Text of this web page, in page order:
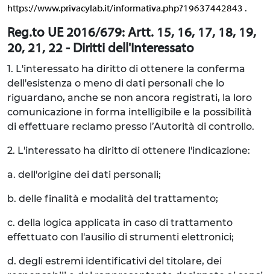
https://www.privacylab.it/informativa.php?19637442843 .
Reg.to UE 2016/679: Artt. 15, 16, 17, 18, 19,
20, 21, 22 - Diritti dell'Interessato
1. L'interessato ha diritto di ottenere la conferma
dell'esistenza o meno di dati personali che lo
riguardano, anche se non ancora registrati, la loro
comunicazione in forma intelligibile e la possibilità
di effettuare reclamo presso l’Autorità di controllo.
2. L'interessato ha diritto di ottenere l'indicazione:
a. dell'origine dei dati personali;
b. delle finalità e modalità del trattamento;
c. della logica applicata in caso di trattamento
effettuato con l'ausilio di strumenti elettronici;
d. degli estremi identificativi del titolare, dei